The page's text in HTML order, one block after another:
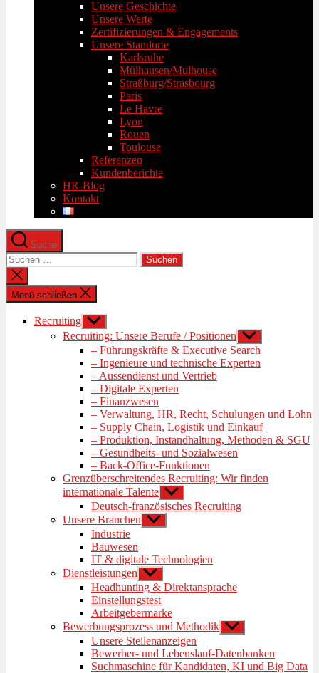
Unsere Geschichte
Unsere Werte
Zertifizierungen & Engagements
Unsere Standorte
Karlsruhe
Mülhausen/Mulhouse
Straßburg/Strasbourg
Paris
Le Havre
Lyon
Rouen
Toulouse
Referenzen
Kundenberichte
HR-Blog
Kontakt
Suche
Suchen
nach:
Suche
schließen
Menü schließen
Recruiting Untermenü
anzeigen
Recruiting: Unsere Berufe / Positionen Untermenü
anzeigen
– Führungskräfte & Executive Search
– Ingenieure und technische Experten
– Aussendienst und Vertrieb
– Digitale Experten
– Finanzwesen
– Verwaltung, HR, Recht, Schulungen und Lohn
– Supply Chain, Logistik und Einkauf
– Produktion, Instandhaltung, Methoden & SGU
– Gesundheits- und Sozialwesen
– Back-Office-Funktionen
Grenzüberschreitendes Recruiting: Wir finden
internationale Talente Untermenü
anzeigen
Deutsch-französisches Recruiting
Unsere Branchen Untermenü
anzeigen
Industrie
Bauwesen
IT & digitale Technologien
Dienstleistungen Untermenü
anzeigen
Headhunting & Direktansprache
Einstellungstest
Arbeitgebermarke
Bewerbungsprozess und Methodik Untermenü
anzeigen
Unsere Stellenanzeigen
Bewerber- und Lebenslauf-Datenbanken
Suchmaschine für Kandidaten, KI und Big Data